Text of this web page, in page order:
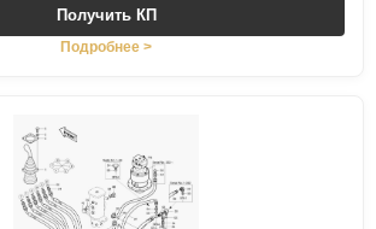
Получить КП
Подробнее >